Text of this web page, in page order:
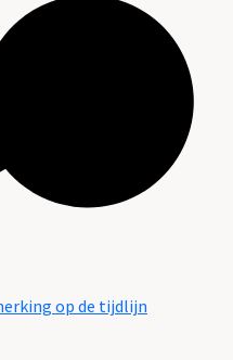
op de tijdlijn